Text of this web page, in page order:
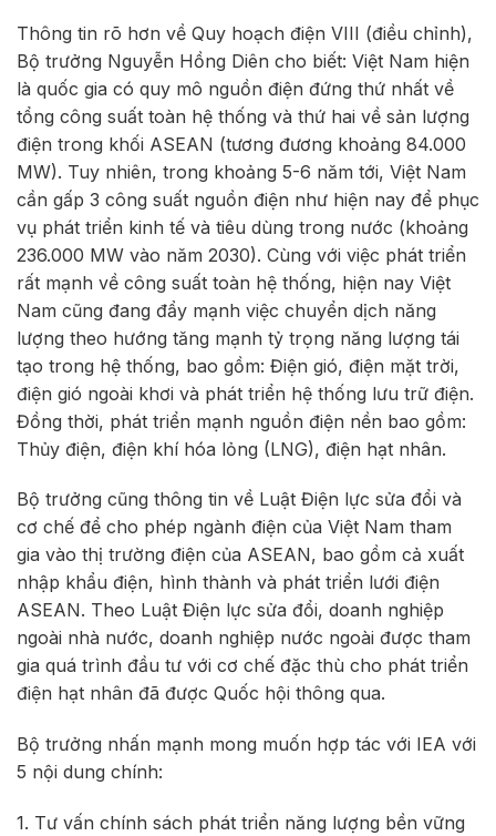
Thông tin rõ hơn về Quy hoạch điện VIII (điều chỉnh),
Bộ trưởng Nguyễn Hồng Diên cho biết: Việt Nam hiện
là quốc gia có quy mô nguồn điện đứng thứ nhất về
tổng công suất toàn hệ thống và thứ hai về sản lượng
điện trong khối ASEAN (tương đương khoảng 84.000
MW). Tuy nhiên, trong khoảng 5-6 năm tới, Việt Nam
cần gấp 3 công suất nguồn điện như hiện nay để phục
vụ phát triển kinh tế và tiêu dùng trong nước (khoảng
236.000 MW vào năm 2030). Cùng với việc phát triển
rất mạnh về công suất toàn hệ thống, hiện nay Việt
Nam cũng đang đẩy mạnh việc chuyển dịch năng
lượng theo hướng tăng mạnh tỷ trọng năng lượng tái
tạo trong hệ thống, bao gồm: Điện gió, điện mặt trời,
điện gió ngoài khơi và phát triển hệ thống lưu trữ điện.
Đồng thời, phát triển mạnh nguồn điện nền bao gồm:
Thủy điện, điện khí hóa lỏng (LNG), điện hạt nhân.
Bộ trưởng cũng thông tin về Luật Điện lực sửa đổi và
cơ chế để cho phép ngành điện của Việt Nam tham
gia vào thị trường điện của ASEAN, bao gồm cả xuất
nhập khẩu điện, hình thành và phát triển lưới điện
ASEAN. Theo Luật Điện lực sửa đổi, doanh nghiệp
ngoài nhà nước, doanh nghiệp nước ngoài được tham
gia quá trình đầu tư với cơ chế đặc thù cho phát triển
điện hạt nhân đã được Quốc hội thông qua.
Bộ trưởng nhấn mạnh mong muốn hợp tác với IEA với
5 nội dung chính:
1. Tư vấn chính sách phát triển năng lượng bền vững